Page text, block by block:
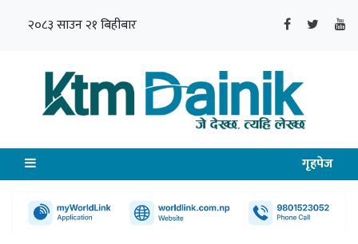
२०८३ साउन २१ बिहीबार
गृहपेज